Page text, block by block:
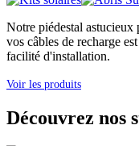
Notre piédestal astucieux
vos câbles de recharge
facilité d'installation.
Voir les produits
Découvrez nos